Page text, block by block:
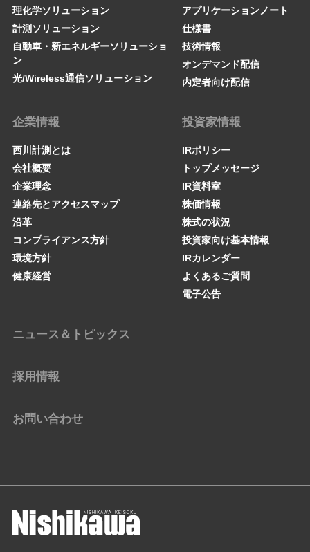
理化学ソリューション
計測ソリューション
自動車・新エネルギーソリューショ
ン
光/Wireless通信ソリューション
アプリケーションノート
仕様書
技術情報
オンデマンド配信
内定者向け配信
企業情報
西川計測とは
会社概要
企業理念
連絡先とアクセスマップ
沿革
コンプライアンス方針
環境方針
健康経営
投資家情報
IRポリシー
トップメッセージ
IR資料室
株価情報
株式の状況
投資家向け基本情報
IRカレンダー
よくあるご質問
電子公告
ニュース＆トピックス
採用情報
お問い合わせ